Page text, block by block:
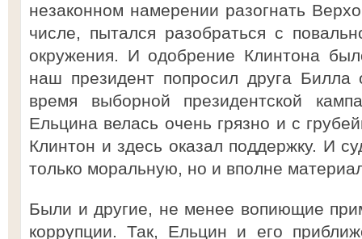
незаконном намерении разогнать
числе, пытался разобраться с
окружения. И одобрение Клинтона
наш президент попросил друга
время выборной президентской
Ельцина велась очень грязно и с
Клинтон и здесь оказал поддержку. И
только моральную, но и вполне
Были и другие, не менее вопиющие
коррупции. Так, Ельцин и его